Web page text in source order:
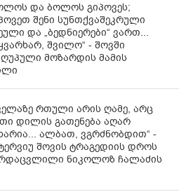
და ბოლოს გიპოვეს;
შენი სუნთქვაშეკრული
და „ბედნიერები“ ვართ...
შვილო“ - შოვში
მოზარდის მამის
რთული არის ღამე, არც
დილის გათენება აღარ
ალბათ, ვგრძნობდით“ -
შოვის ტრაგედიის დროს
ნიკოლოზ ჩალაძის